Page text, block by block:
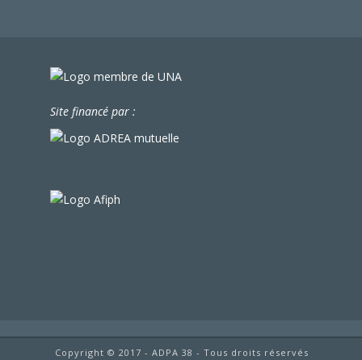
Site financé par :
Copyright © 2017 - ADPA 38 - Tous droits réservés